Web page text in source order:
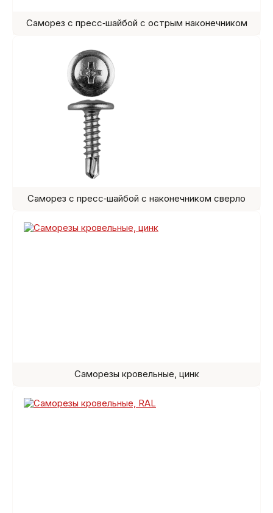
Саморез с пресс‑шайбой с острым наконечником
Саморез с пресс‑шайбой с наконечником сверло
Саморезы кровельные, цинк